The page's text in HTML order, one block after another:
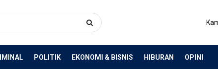
POLITIK EKONOMI & BISNIS HIBURAN OPINI